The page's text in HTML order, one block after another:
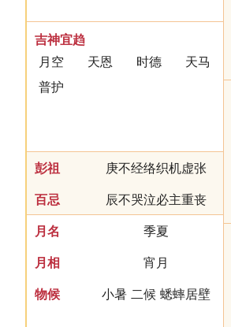
吉神宜趋
月空
天恩 时德
天马
普护
彭祖
庚不经络织机虚张
百忌
辰不哭泣必主重丧
月名
季夏
月相
宵月
物候
小暑 二候 蟋蟀居壁